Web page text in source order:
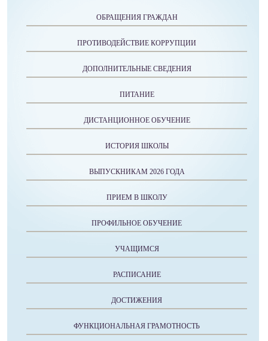
ОБРАЩЕНИЯ ГРАЖДАН
ПРОТИВОДЕЙСТВИЕ КОРРУПЦИИ
ДОПОЛНИТЕЛЬНЫЕ СВЕДЕНИЯ
ПИТАНИЕ
ДИСТАНЦИОННОЕ ОБУЧЕНИЕ
ИСТОРИЯ ШКОЛЫ
ВЫПУСКНИКАМ 2026 ГОДА
ПРИЕМ В ШКОЛУ
ПРОФИЛЬНОЕ ОБУЧЕНИЕ
УЧАЩИМСЯ
РАСПИСАНИЕ
ДОСТИЖЕНИЯ
ФУНКЦИОНАЛЬНАЯ ГРАМОТНОСТЬ